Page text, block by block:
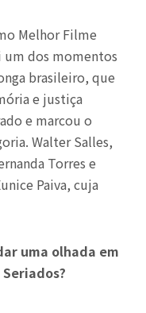
Melhor Filme
dos momentos
brasileiro, que
e justiça
e marcou o
Walter Salles,
Torres e
Paiva, cuja
uma olhada em